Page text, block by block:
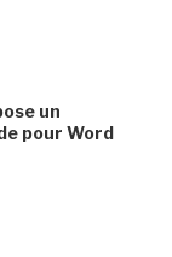
un
pour Word